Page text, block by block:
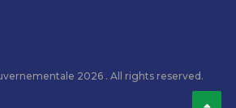
2026 . All rights reserved.